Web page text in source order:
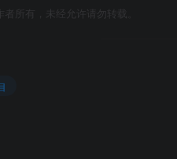
者所有，未经允许请勿转载。